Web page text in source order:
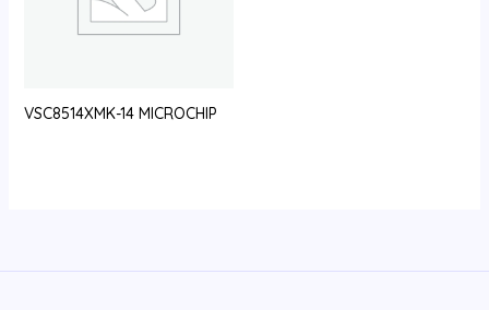
VSC8514XMK-14 MICROCHIP